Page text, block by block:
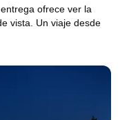
ofrece ver la
vista. Un viaje desde